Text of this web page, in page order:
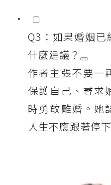
Q3：如果婚姻已
什麼建議？
作者主張不要一
保護自己、尋求
時勇敢離婚。她
人生不應跟著停